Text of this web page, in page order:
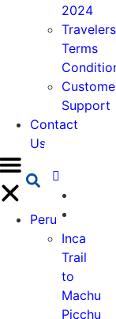
2024
Travelers
Terms
Support
Contact
Us
Peru
Inca
Trail
to
Machu
Picchu